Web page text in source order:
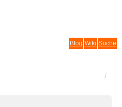
Blog Wiki Suche